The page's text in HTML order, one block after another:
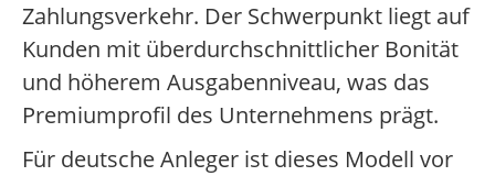
Zahlungsverkehr. Der Schwerpunkt liegt auf
Kunden mit überdurchschnittlicher Bonität
und höherem Ausgabenniveau, was das
Premiumprofil des Unternehmens prägt.
Für deutsche Anleger ist dieses Modell vor